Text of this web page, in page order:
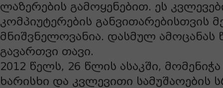
ლაზერების გამოყენებით. ეს
კომპიუტერების განვითარებისთვის
მნიშვნელოვანია. დასმულ ამოცანას
გავართვი თავი.
2012 წელს, 26 წლის ასაკში,
ხარისხი და კვლევითი სამუშაოების